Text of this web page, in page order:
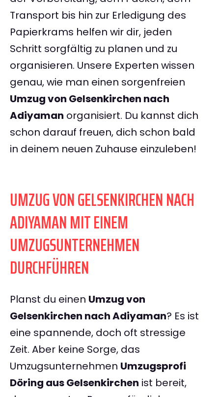
Transport bis hin zur Erledigung des
Papierkrams helfen wir dir, jeden
Schritt sorgfältig zu planen und zu
organisieren. Unsere Experten wissen
genau, wie man einen sorgenfreien
Umzug von Gelsenkirchen nach
Adiyaman organisiert. Du kannst dich
schon darauf freuen, dich schon bald
in deinem neuen Zuhause einzuleben!
UMZUG VON GELSENKIRCHEN NACH
ADIYAMAN MIT EINEM
UMZUGSUNTERNEHMEN
DURCHFÜHREN
Planst du einen Umzug von
Gelsenkirchen nach Adiyaman? Es ist
eine spannende, doch oft stressige
Zeit. Aber keine Sorge, das
Umzugsunternehmen Umzugsprofi
Döring aus Gelsenkirchen ist bereit,